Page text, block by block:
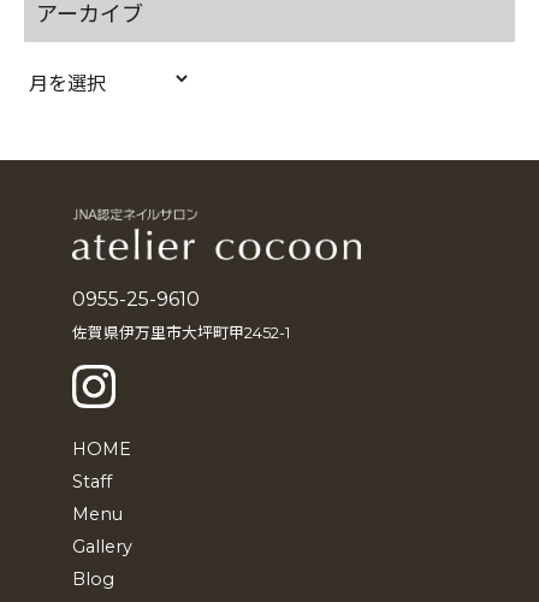
アーカイブ
ア
0955-25-9610
佐賀県伊万里市大坪町甲2452-1
HOME
Staff
Menu
Gallery
Blog